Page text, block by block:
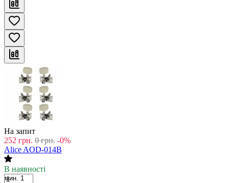
На запит
252 грн. 0 грн. -0%
Alice AOD-014B
В наявності
мин. 1